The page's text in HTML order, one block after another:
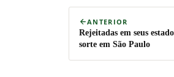
ANTERIOR
Rejeitadas em seus
sorte em São Paulo